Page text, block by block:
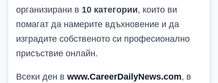
организирани в 10 категории, които ви
помагат да намерите вдъхновение и да
изградите собственото си професионално
присъствие онлайн.
Всеки ден в www.CareerDailyNews.com, в